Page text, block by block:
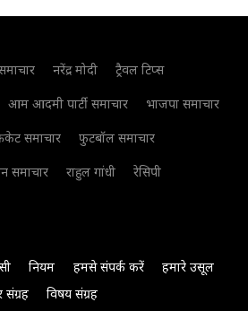
नरेंद्र मोदी
ट्रैवल टिप्स
आम आदमी पार्टी समाचार
भाजपा समाचार
समाचार
फुटबॉल समाचार
समाचार राहुल गांधी
रेसिपी
नियम हमसे संपर्क करें
हमारे उसूल
संग्रह विषय संग्रह